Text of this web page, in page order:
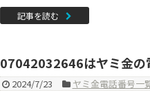
記事を読む
07042032646はヤミ金の
2024/7/23 ヤミ金電話番号一